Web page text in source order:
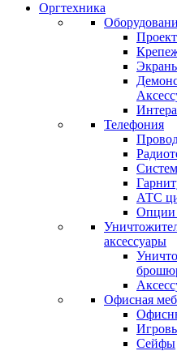
Оргтехника
Телефония
АТС
Опции
аксессуары
Офисная
Сейфы